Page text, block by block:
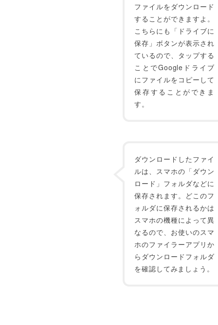
ファイルをダウンロード
することができますよ。
こちらにも「ドライブに
保存」ボタンが表示され
ているので、タップする
ことでGoogleドライブ
にファイルをコピーして
保存することができま
す。
ダウンロードしたファイ
ルは、スマホの「ダウン
ロード」フォルダなどに
保存されます。どこのフ
ォルダに保存されるかは
スマホの機種によって異
なるので、お使いのスマ
ホのファイラーアプリか
らダウンロードフォルダ
を確認してみましょう。